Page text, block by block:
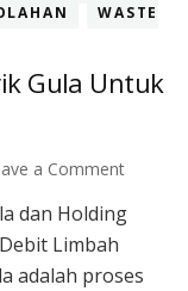
WASTE
Gula Untuk
a Commenton
Peran
Tower
dan Holding
Limbah
adalah proses